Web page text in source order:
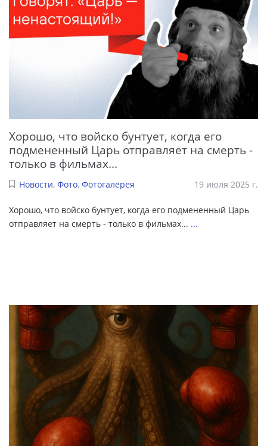
Хорошо, что войско бунтует, когда его
подмененный Царь отправляет на смерть -
только в фильмах...
Новости, Фото, Фотогалерея 19 июля 2025 г.
Хорошо, что войско бунтует, когда его подмененный Царь
отправляет на смерть - только в фильмах... ...